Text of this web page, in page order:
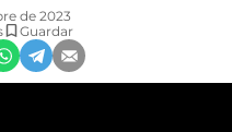
de 2023
Guardar